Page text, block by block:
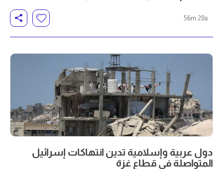
56m 28s
دول عربية وإسلامية تدين انتهاكات إسرائيل
المتواصلة في قطاع غزة